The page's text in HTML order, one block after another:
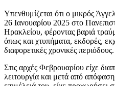
Υπενθυμίζεται ότι ο μικρός
26 Ιανουαρίου 2025 στο
Ηρακλείου, φέροντας βαριά
όπως και χτυπήματα, εκδορές,
διαφορετικές χρονικές περιόδους.
Στις αρχές Φεβρουαρίου είχε
λειτουργία και μετά από